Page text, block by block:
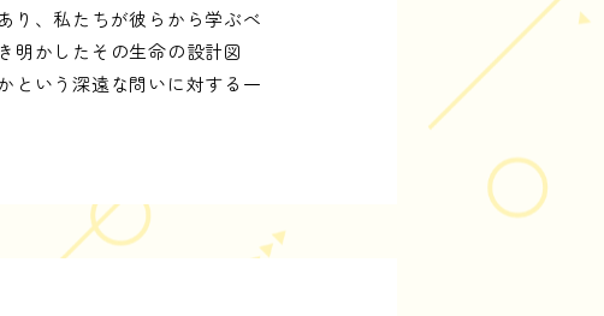
り、私たちが彼らから学ぶべ
明かしたその生命の設計図
という深遠な問いに対する一